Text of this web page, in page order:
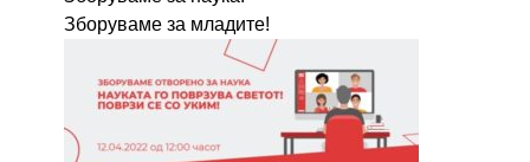
Зборуваме за младите!